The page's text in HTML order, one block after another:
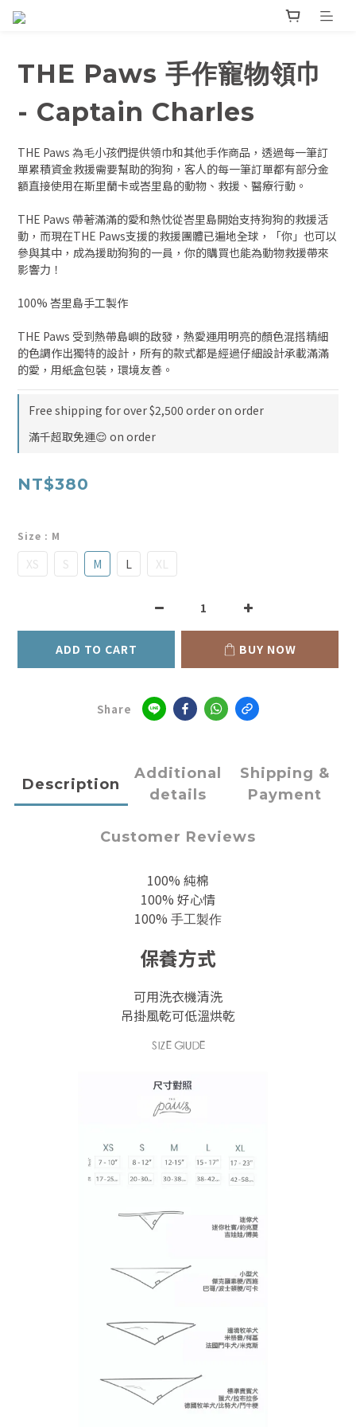
THE Paws 手作寵物領巾
- Captain Charles
THE Paws 為毛小孩們提供領巾和其他手作商品，透過每一筆訂
單累積資金救援需要幫助的狗狗，客人的每一筆訂單都有部分金
額直接使用在斯里蘭卡或峇里島的動物、救援、醫療行動。
THE Paws 帶著滿滿的愛和熱忱從峇里島開始支持狗狗的救援活
動，而現在THE Paws支援的救援團體已遍地全球，「你」也可以
參與其中，成為援助狗狗的一員，你的購買也能為動物救援帶來
影響力！
100% 峇里島手工製作
THE Paws 受到熱帶島嶼的啟發，熱愛運用明亮的顏色混搭精細
的色調作出獨特的設計，所有的款式都是經過仔細設計承載滿滿
的愛，用紙盒包裝，環境友善。
Free shipping for over $2,500 order on order
滿千超取免運😌 on order
NT$380
Size : M
XS S M L XL
ADD TO CART BUY NOW
Share
Description
Additional
details
Shipping &
Payment
Customer Reviews
100% 純棉
100% 好心情
100% 手工製作
保養方式
可用洗衣機清洗
吊掛風乾可低溫烘乾